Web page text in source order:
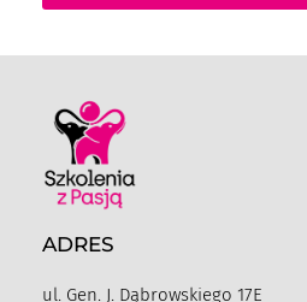
ADRES
ul. Gen. J. Dąbrowskiego 17E